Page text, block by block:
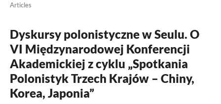
Articles
Dyskursy polonistyczne w Seulu. O
VI Międzynarodowej Konferencji
Akademickiej z cyklu „Spotkania
Polonistyk Trzech Krajów – Chiny,
Korea, Japonia”